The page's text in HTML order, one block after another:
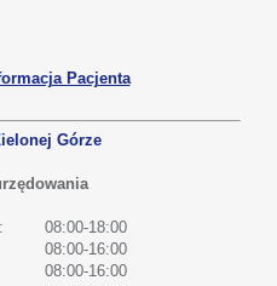
Pacjenta
Górze
08:00-18:00
08:00-16:00
08:00-16:00